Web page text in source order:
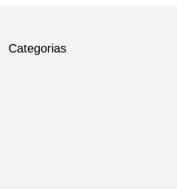
Categorias